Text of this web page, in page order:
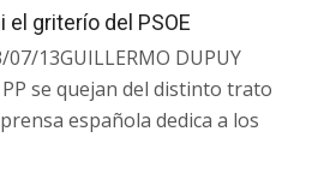
el griterío del PSOE
13GUILLERMO DUPUY
se quejan del distinto trato
española dedica a los